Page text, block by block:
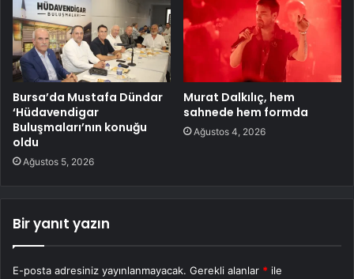
Bursa’da Mustafa Dündar
‘Hüdavendigar
Buluşmaları’nın konuğu
oldu
Ağustos 5, 2026
Murat Dalkılıç, hem
sahnede hem formda
Ağustos 4, 2026
Bir yanıt yazın
E-posta adresiniz yayınlanmayacak. Gerekli alanlar * ile